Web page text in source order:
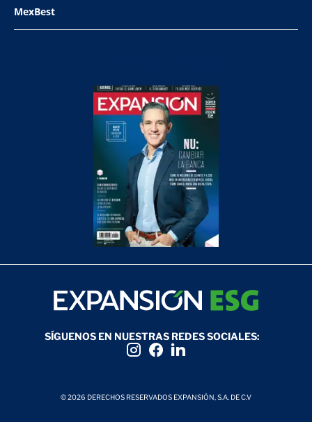
MexBest
SÍGUENOS EN NUESTRAS REDES SOCIALES:
© 2026 DERECHOS RESERVADOS EXPANSIÓN, S.A. DE C.V